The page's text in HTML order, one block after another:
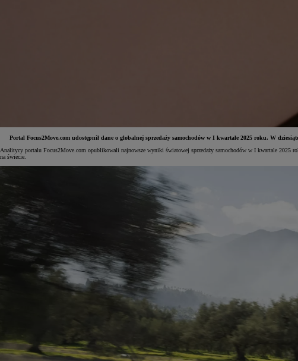
Od81 900 zł
Portal Focus2Move.com udostępnił dane o globalnej sprzedaży samochodów w I kwartale 2025 roku. W
Analitycy portalu Focus2Move.com opublikowali najnowsze wyniki światowej sprzedaży samochodów w I kwartale 2025
na świecie.